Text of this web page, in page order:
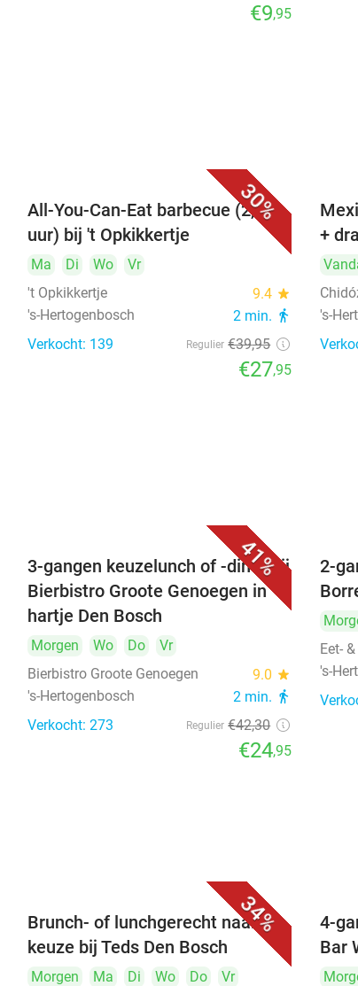
€9,95
30%
All-You-Can-Eat barbecue (2,5
uur) bij 't Opkikkertje
Ma Di Wo
Vr
't Opkikkertje
9.4 star
's-Hertogenbosch 2 min. directions_walk
Verkocht: 139 Regulier €39,95
€27,95
+
's-
41%
3-gangen keuzelunch of -diner bij
Bierbistro Groote Genoegen in
hartje Den Bosch
Morgen Wo Do
Vr
Bierbistro Groote Genoegen
9.0 star
's-Hertogenbosch 2 min. directions_walk
Verkocht: 273 Regulier €42,30
€24,95
2-
Eet-
's-
34%
Brunch- of lunchgerecht naar
keuze bij Teds Den Bosch
Morgen Ma Di Wo Do
Vr
4-
Bar